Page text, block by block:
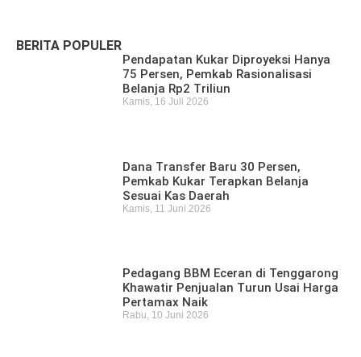
BERITA POPULER
Pendapatan Kukar Diproyeksi Hanya
75 Persen, Pemkab Rasionalisasi
Belanja Rp2 Triliun
Kamis, 16 Juli 2026
Dana Transfer Baru 30 Persen,
Pemkab Kukar Terapkan Belanja
Sesuai Kas Daerah
Kamis, 11 Juni 2026
Pedagang BBM Eceran di Tenggarong
Khawatir Penjualan Turun Usai Harga
Pertamax Naik
Rabu, 10 Juni 2026